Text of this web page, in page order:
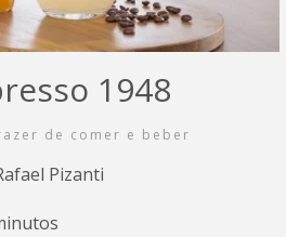
1948
de comer e beber
Pizanti